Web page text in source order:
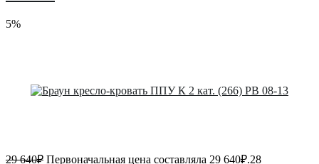
5%
29 640₽ Первоначальная цена составляла 29 640₽.28